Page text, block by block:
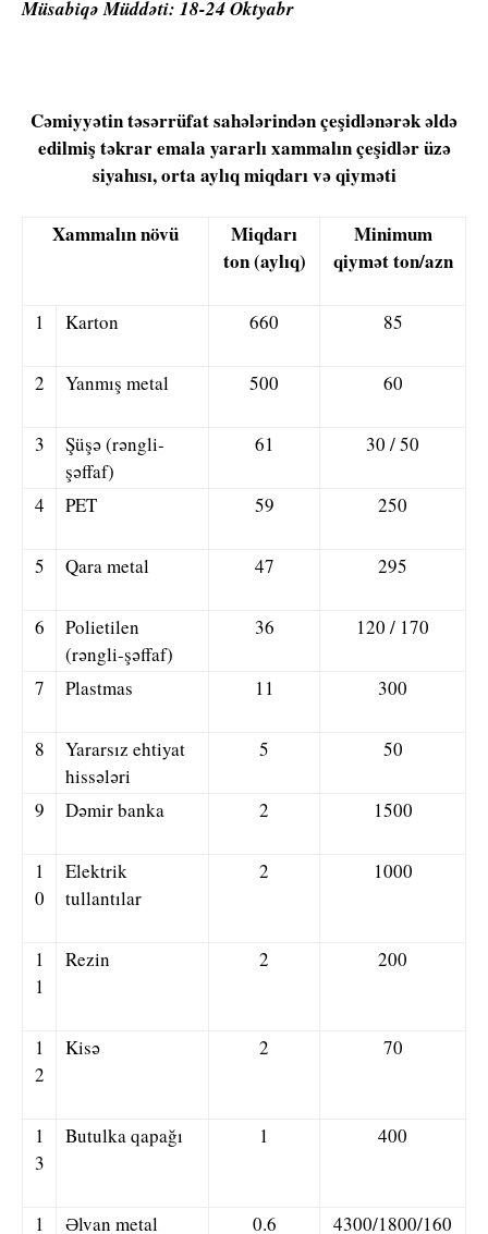
Müsabiqə Müddəti: 18-24 Oktyabr
Cəmiyyətin təsərrüfat sahələrindən çeşidlənərək əldə
edilmiş təkrar emala yararlı xammalın çeşidlər üzə
siyahısı, orta aylıq miqdarı və qiyməti
Xammalın növü
Miqdarı
ton (aylıq)
Minimum
qiymət ton/azn
1 Karton 660 85
2 Yanmış metal 500 60
3
Şüşə (rəngli-
şəffaf)
61 30 / 50
4 PET 59 250
5 Qara metal 47 295
6
Polietilen
(rəngli-şəffaf)
36 120 / 170
7 Plastmas 11 300
8
Yararsız ehtiyat
hissələri
5 50
9 Dəmir banka 2 1500
1
0
Elektrik
tullantılar
2 1000
1
1
Rezin 2 200
1
2
Kisə 2 70
1
3
Butulka qapağı 1 400
1 Əlvan metal 0.6 4300/1800/160